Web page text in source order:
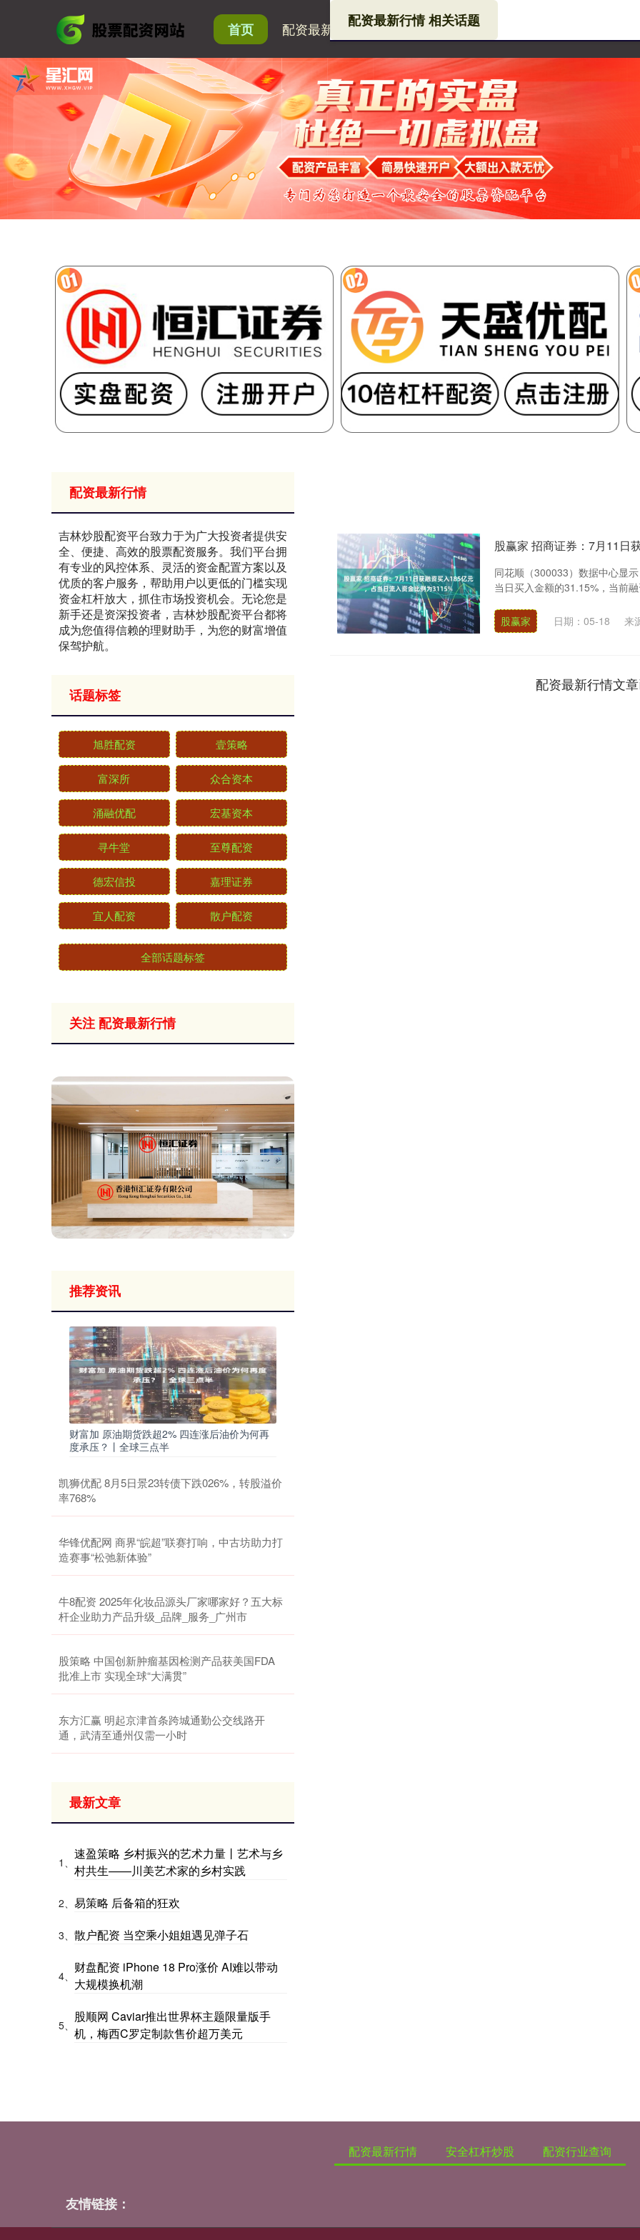
首页 配资最新行情 安全杠杆炒股
配资最新行情 相关话题
股赢家 招商证券：7月11日
同花顺（300033）数据中心显
当日买入金额的31.15%，当前
股赢家 日期：05-18 来
配资最新行情文
配资最新行情
吉林炒股配资平台致力于为广大投资者提供安
全、便捷、高效的股票配资服务。我们平台拥
有专业的风控体系、灵活的资金配置方案以及
优质的客户服务，帮助用户以更低的门槛实现
资金杠杆放大，抓住市场投资机会。无论您是
新手还是资深投资者，吉林炒股配资平台都将
成为您值得信赖的理财助手，为您的财富增值
保驾护航。
话题标签
旭胜配资 壹策略
富深所 众合资本
涌融优配 宏基资本
寻牛堂 至尊配资
德宏信投 嘉理证券
宜人配资 散户配资
全部话题标签
关注 配资最新行情
推荐资讯
财富加 原油期货跌超2% 四连涨后油价为何再
度承压？丨全球三点半
凯狮优配 8月5日景23转债下跌026%，转股溢价
率768%
华锋优配网 商界“皖超”联赛打响，中古坊助力打
造赛事“松弛新体验”
牛8配资 2025年化妆品源头厂家哪家好？五大标
杆企业助力产品升级_品牌_服务_广州市
股策略 中国创新肿瘤基因检测产品获美国FDA
批准上市 实现全球“大满贯”
东方汇赢 明起京津首条跨城通勤公交线路开
通，武清至通州仅需一小时
最新文章
1、
速盈策略 乡村振兴的艺术力量丨艺术与乡
村共生——川美艺术家的乡村实践
2、 易策略 后备箱的狂欢
3、 散户配资 当空乘小姐姐遇见弹子石
4、
财盘配资 iPhone 18 Pro涨价 AI难以带动
大规模换机潮
5、
股顺网 Caviar推出世界杯主题限量版手
机，梅西C罗定制款售价超万美元
配资最新行情 安全杠杆炒股 配资行业查询
友情链接：